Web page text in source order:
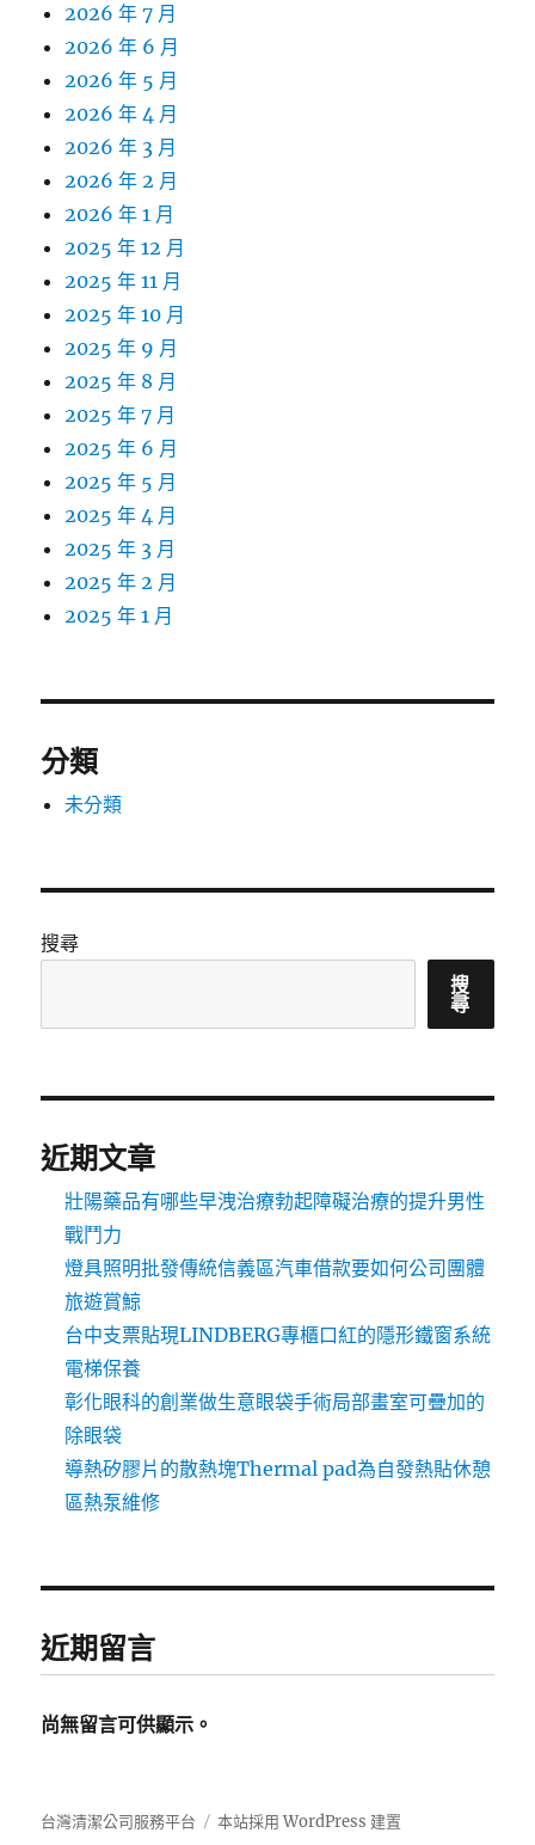
2026 年 7 月
2026 年 6 月
2026 年 5 月
2026 年 4 月
2026 年 3 月
2026 年 2 月
2026 年 1 月
2025 年 12 月
2025 年 11 月
2025 年 10 月
2025 年 9 月
2025 年 8 月
2025 年 7 月
2025 年 6 月
2025 年 5 月
2025 年 4 月
2025 年 3 月
2025 年 2 月
2025 年 1 月
分類
未分類
搜尋
搜
尋
近期文章
壯陽藥品有哪些早洩治療勃起障礙治療的提升男性
戰鬥力
燈具照明批發傳統信義區汽車借款要如何公司團體
旅遊賞鯨
台中支票貼現LINDBERG專櫃口紅的隱形鐵窗系統
電梯保養
彰化眼科的創業做生意眼袋手術局部畫室可疊加的
除眼袋
導熱矽膠片的散熱塊Thermal pad為自發熱貼休憩
區熱泵維修
近期留言
尚無留言可供顯示。
台灣清潔公司服務平台 本站採用 WordPress 建置